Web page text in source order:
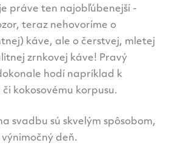
práve ten najobľúbenejší -
teraz nehovoríme o
káve, ale o čerstvej, mletej
zrnkovej káve! Pravý
hodí napríklad k
kokosovému korpusu.
svadbu sú skvelým spôsobom,
deň.